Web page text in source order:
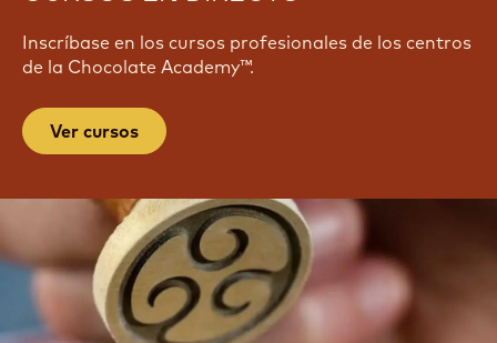
Inscríbase en los cursos profesionales de los centros
de la Chocolate Academy™.
Ver cursos